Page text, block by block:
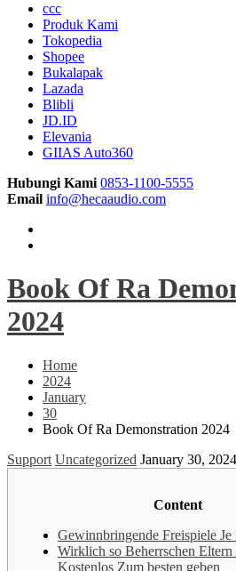
ccc
Produk Kami
Tokopedia
Shopee
Bukalapak
Lazada
Blibli
JD.ID
Elevania
GIIAS Auto360
Hubungi Kami 0853-1100-5555
Email info@hecaaudio.com
Book Of Ra
2024
Home
2024
January
30
Book Of Ra Demonstration 2024
Support Uncategorized January 30, 2024
Content
Gewinnbringende Freispiele Je
Wirklich so Beherrschen
Kostenlos Zum besten geben